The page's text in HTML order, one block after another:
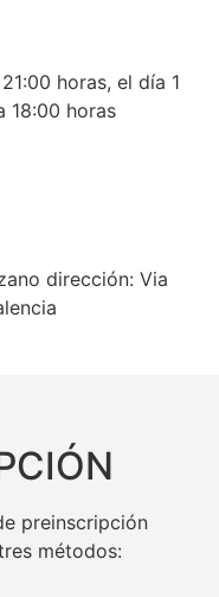
horas, el día 1
18:00 horas
dirección: Via
preinscripción
métodos: